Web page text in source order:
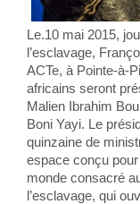
Le.10 mai 2015,
l’esclavage,
ACTe, à Pointe-à-
africains seront
Malien Ibrahim
Boni Yayi. Le
quinzaine de
espace conçu
monde consacré
l’esclavage, qui